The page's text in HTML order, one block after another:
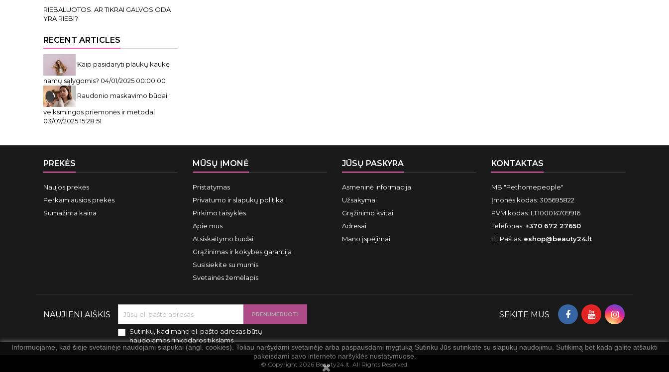
RIEBALUOTOS. AR TIKRAI GALVOS ODA
YRA RIEBI?
RECENT ARTICLES
Kaip pasidaryti plaukų kaukę
namų sąlygomis? 04/01/2025 00:00:00
Raudonio maskavimo būdai:
veiksmingos priemonės ir metodai
03/07/2025 15:28:51
PREKĖS
Naujos prekės
Perkamiausios prekės
Sumažinta kaina
MŪSŲ ĮMONĖ
Pristatymas
Privatumo ir slapukų politika
Pirkimo taisyklės
Apie mus
Atsiskaitymo būdai
Grąžinimas ir kokybės garantija
Susisiekite su mumis
Svetainės žemėlapis
JŪSŲ PASKYRA
Asmeninė informacija
Užsakymai
Grąžinimo kvitai
Adresai
Mano įspėjimai
KONTAKTAS
MB "Pethomepeople"
Įmonės kodas: 305695822
PVM kodas: LT100014709916
Telefonas: +370 672 27650
El. Paštas: eshop@beauty24.lt
Informuojame, kad šioje svetainėje naudojami slapukai (angl. cookies). Toliau naršydami svetainėje arba paspausdami mygtuką Sutinku Jūs sutinkate su slapukų naudojimu. Sutikimą bet kada galite atšaukti
pakeisdami savo interneto naršyklės nustatymuose.
NAUJIENLAIŠKIS
Sutinku, kad mano el. pašto adresas būtų
naudojamos rinkodaros tikslams.
SEKITE MUS
© Copyright 2026 Beauty24.lt. All Rights Reserved.